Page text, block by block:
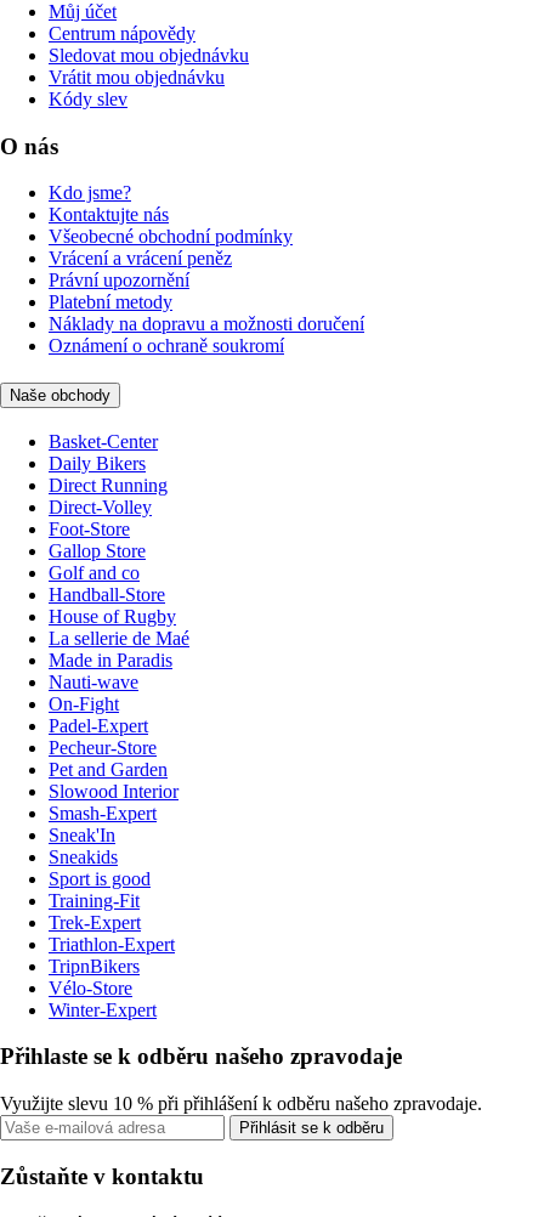
Můj účet
Centrum nápovědy
Sledovat mou objednávku
Vrátit mou objednávku
Kódy slev
O nás
Kdo jsme?
Kontaktujte nás
Všeobecné obchodní podmínky
Vrácení a vrácení peněz
Právní upozornění
Platební metody
Náklady na dopravu a možnosti doručení
Oznámení o ochraně soukromí
Naše obchody
Basket-Center
Daily Bikers
Direct Running
Direct-Volley
Foot-Store
Gallop Store
Golf and co
Handball-Store
House of Rugby
La sellerie de Maé
Made in Paradis
Nauti-wave
On-Fight
Padel-Expert
Pecheur-Store
Pet and Garden
Slowood Interior
Smash-Expert
Sneak'In
Sneakids
Sport is good
Training-Fit
Trek-Expert
Triathlon-Expert
TripnBikers
Vélo-Store
Winter-Expert
Přihlaste se k odběru našeho zpravodaje
Využijte slevu 10 % při přihlášení k odběru našeho zpravodaje.
Přihlásit se k odběru
Zůstaňte v kontaktu